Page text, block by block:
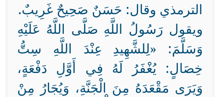
الترمذي وقال: حَسَنٌ صَحِيحٌ غَرِيبٌ.
ويقول رَسُولُ اللَّهِ صَلَّى اللَّهُ عَلَيْهِ
وَسَلَّمَ: «لِلشَّهِيدِ عِنْدَ اللَّهِ سِتُّ
خِصَالٍ: يُغْفَرُ لَهُ فِي أَوَّلِ دَفْعَةٍ،
وَيَرَى مَقْعَدَهُ مِنَ الْجَنَّةِ، وَيُجَارُ مِنْ